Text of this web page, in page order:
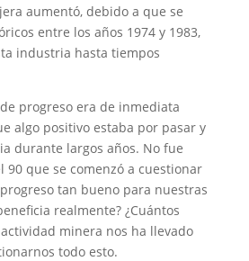
aumentó, debido a que se
entre los años 1974 y 1983,
industria hasta tiempos
progreso era de inmediata
algo positivo estaba por pasar y
durante largos años. No fue
90 que se comenzó a cuestionar
tan bueno para nuestras
realmente? ¿Cuántos
minera nos ha llevado
todo esto.